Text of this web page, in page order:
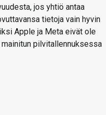
jos yhtiö antaa
tietoja vain hyvin
Apple ja Meta eivät ole
pilvitallennuksessa